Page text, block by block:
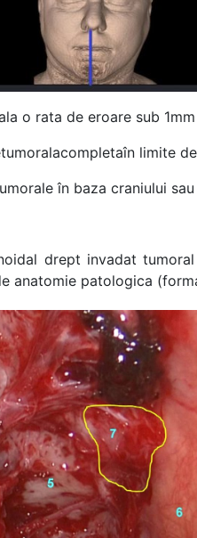
o rata de eroare sub
limite
în baza craniului
drept invadat
anatomie patologica